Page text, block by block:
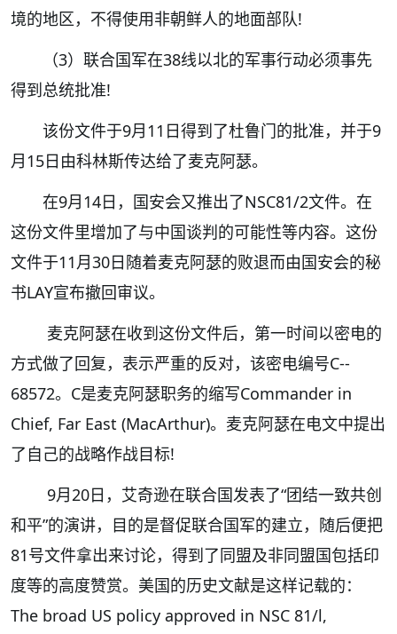
境的地区，不得使用非朝鲜人的地面部队!
（3）联合国军在38线以北的军事行动必须事先
得到总统批准!
该份文件于9月11日得到了杜鲁门的批准，并于9
月15日由科林斯传达给了麦克阿瑟。
在9月14日，国安会又推出了NSC81/2文件。在
这份文件里增加了与中国谈判的可能性等内容。这份
文件于11月30日随着麦克阿瑟的败退而由国安会的秘
书LAY宣布撤回审议。
麦克阿瑟在收到这份文件后，第一时间以密电的
方式做了回复，表示严重的反对，该密电编号C--
68572。C是麦克阿瑟职务的缩写Commander in
Chief, Far East (MacArthur)。麦克阿瑟在电文中提出
了自己的战略作战目标!
9月20日，艾奇逊在联合国发表了“团结一致共创
和平”的演讲，目的是督促联合国军的建立，随后便把
81号文件拿出来讨论，得到了同盟及非同盟国包括印
度等的高度赞赏。美国的历史文献是这样记载的：
The broad US policy approved in NSC 81/l,